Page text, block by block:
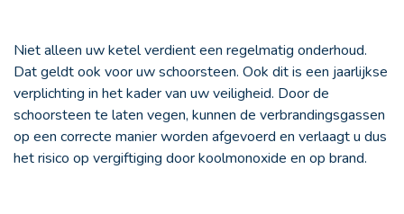
Niet alleen uw ketel verdient een regelmatig onderhoud.
Dat geldt ook voor uw schoorsteen. Ook dit is een jaarlijkse
verplichting in het kader van uw veiligheid. Door de
schoorsteen te laten vegen, kunnen de verbrandingsgassen
op een correcte manier worden afgevoerd en verlaagt u dus
het risico op vergiftiging door koolmonoxide en op brand.